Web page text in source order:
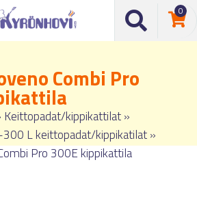
0
Combi Pro
Keittopadat/kippikattilat»
L keittopadat/kippikatilat»
Pro 300E kippikattila